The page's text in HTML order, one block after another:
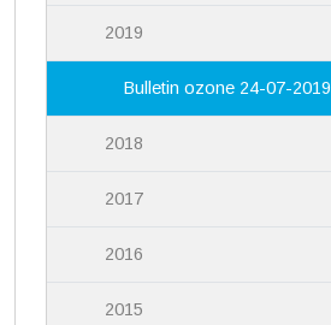
2019
Bulletin ozone 24-07-2019
2018
2017
2016
2015